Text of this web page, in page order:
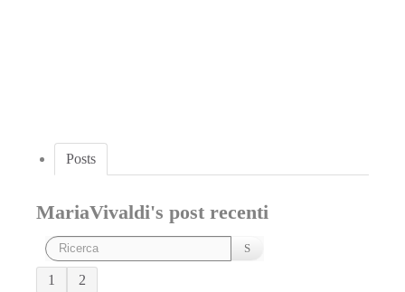
Posts
MariaVivaldi's post recenti
1 2